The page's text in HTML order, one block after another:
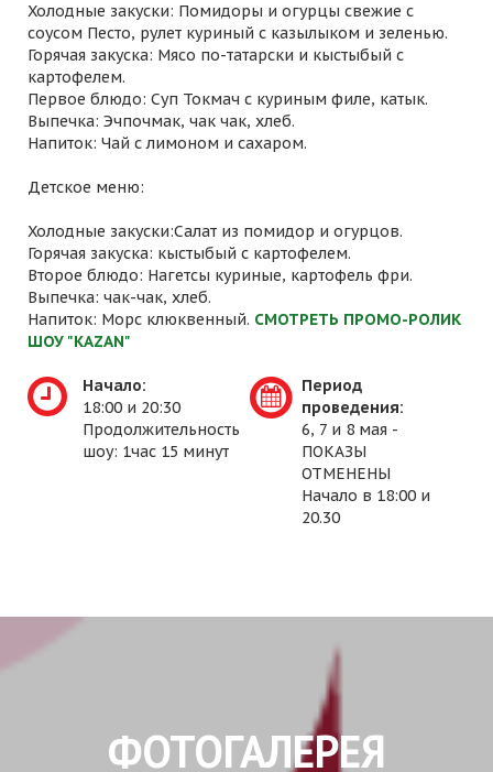
Холодные закуски: Помидоры и огурцы свежие с
соусом Песто, рулет куриный с казылыком и зеленью.
Горячая закуска: Мясо по-татарски и кыстыбый с
картофелем.
Первое блюдо: Суп Токмач с куриным филе, катык.
Выпечка: Эчпочмак, чак чак, хлеб.
Напиток: Чай с лимоном и сахаром.
Детское меню:
Холодные закуски:Салат из помидор и огурцов.
Горячая закуска: кыстыбый с картофелем.
Второе блюдо: Нагетсы куриные, картофель фри.
Выпечка: чак-чак, хлеб.
Напиток: Морс клюквенный. СМОТРЕТЬ ПРОМО-РОЛИК
ШОУ "KAZAN"
Начало:
18:00 и 20:30
Продолжительность
шоу: 1час 15 минут
Период
проведения:
6, 7 и 8 мая -
ПОКАЗЫ
ОТМЕНЕНЫ
Начало в 18:00 и
20.30
ФОТОГАЛЕРЕЯ